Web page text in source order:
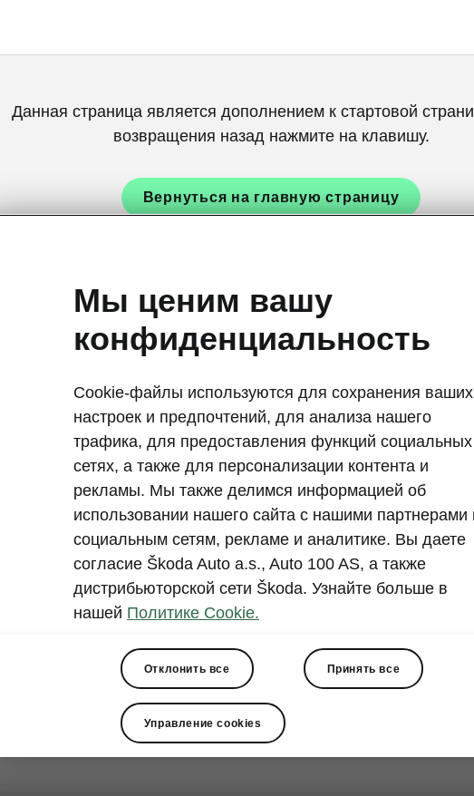
Данная страница является дополнением к стартовой
возвращения назад нажмите на клавишу.
Вернуться на главную страницу
Мы ценим вашу
конфиденциальность
Cookie-файлы используются для сохранения ваших
настроек и предпочтений, для анализа нашего
трафика, для предоставления функций социальных
сетях, а также для персонализации контента и
рекламы. Мы также делимся информацией об
использовании нашего сайта с нашими партнерами
социальным сетям, рекламе и аналитике. Вы даете
согласие Škoda Auto a.s., Auto 100 AS, а также
дистрибьюторской сети Škoda. Узнайте больше в
нашей Политике Cookie.
Отклонить все Принять все
Управление cookies